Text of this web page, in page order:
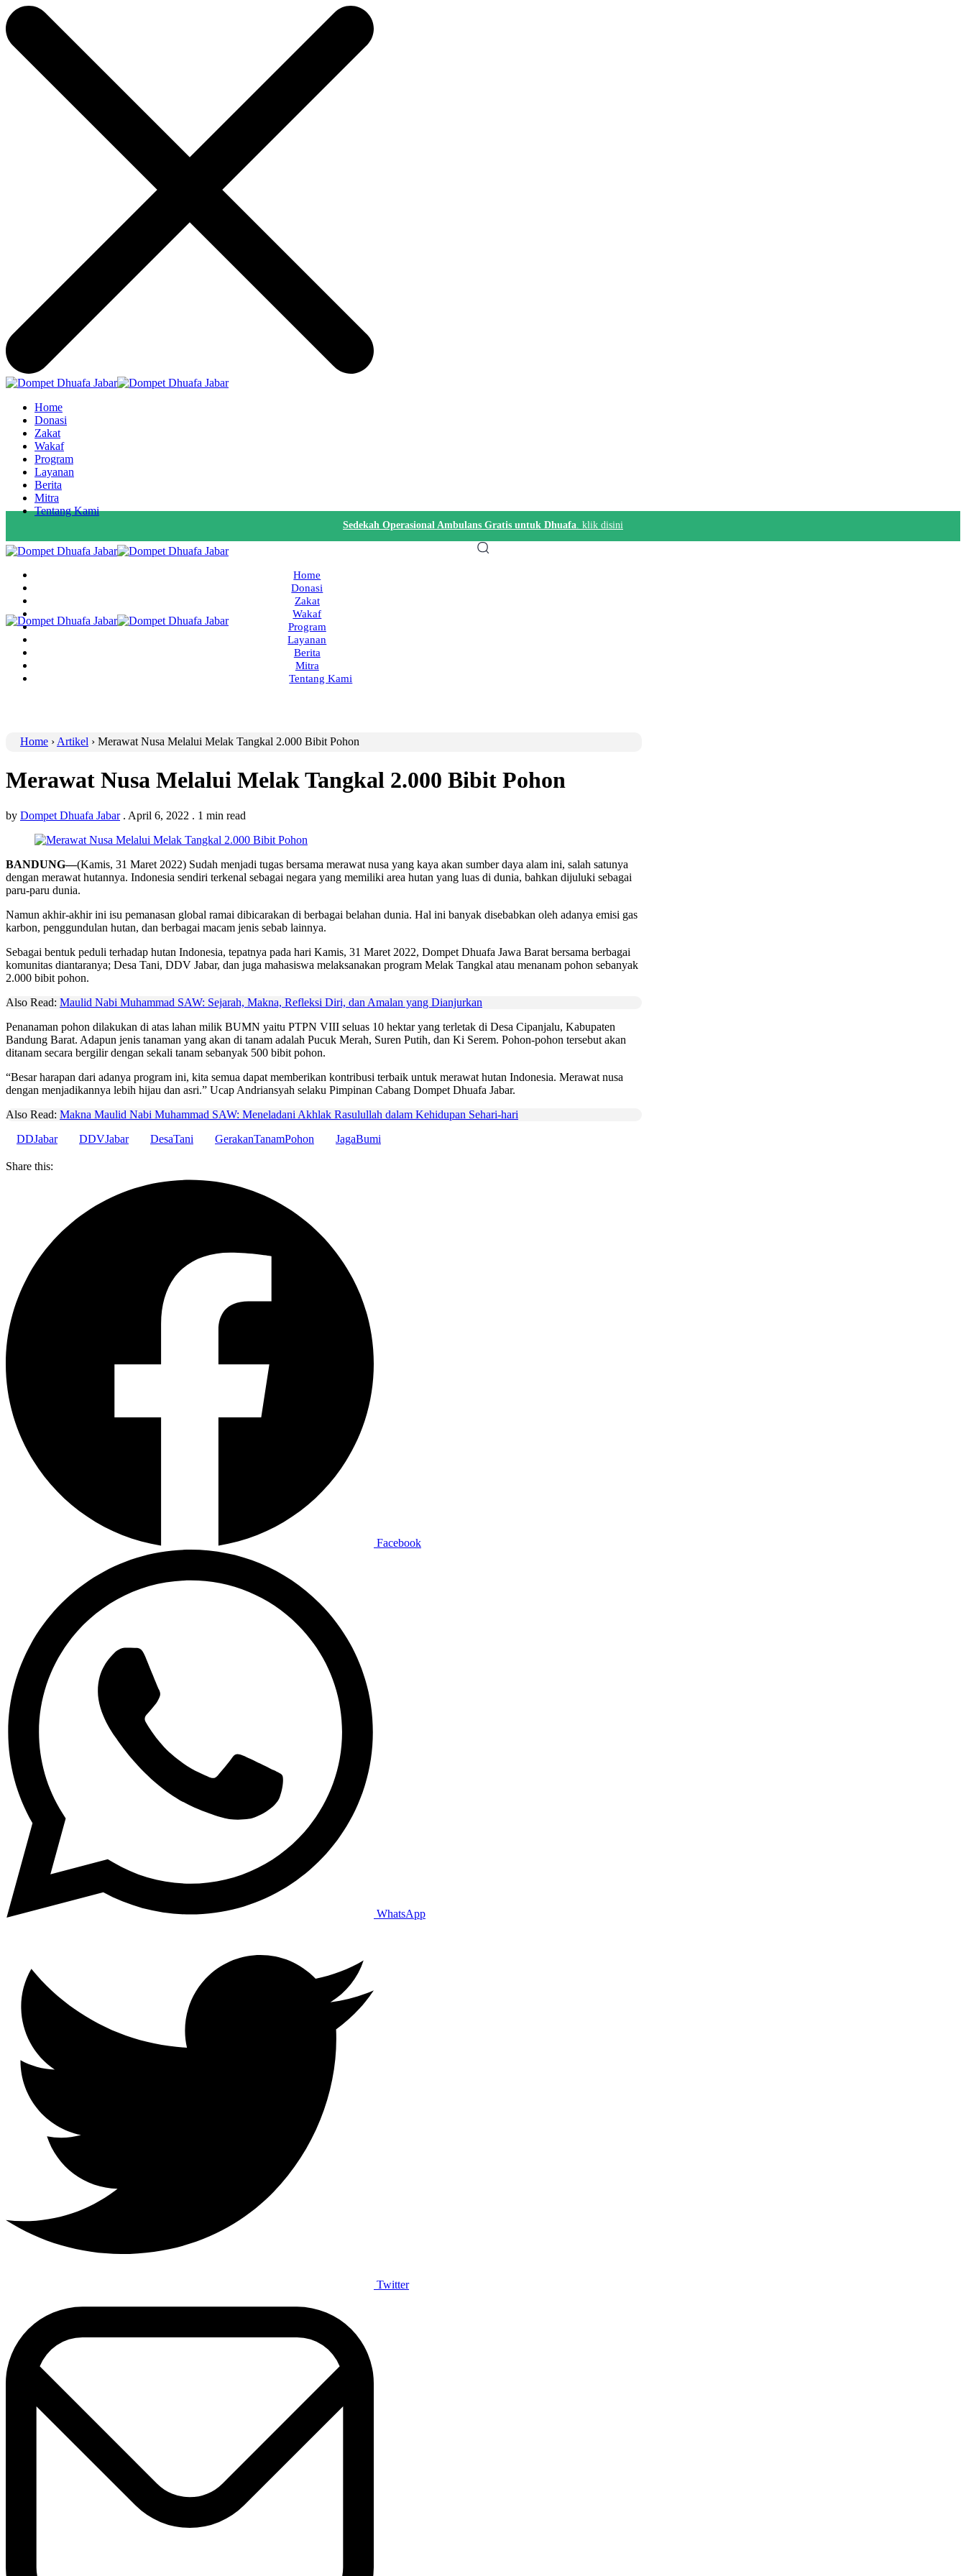
Home
Donasi
Zakat
Wakaf
Program
Layanan
Berita
Mitra
Tentang Kami
Sedekah Operasional Ambulans Gratis untuk Dhuafa. klik disini
Home
Donasi
Zakat
Wakaf
Program
Layanan
Berita
Mitra
Tentang Kami
Home › Artikel › Merawat Nusa Melalui Melak Tangkal 2.000 Bibit Pohon
Merawat Nusa Melalui Melak Tangkal 2.000 Bibit Pohon
by Dompet Dhuafa Jabar . April 6, 2022 . 1 min read
BANDUNG—(Kamis, 31 Maret 2022) Sudah menjadi tugas bersama merawat nusa yang kaya akan sumber daya alam ini, salah satunya
dengan merawat hutannya. Indonesia sendiri terkenal sebagai negara yang memiliki area hutan yang luas di dunia, bahkan dijuluki sebagai
paru-paru dunia.
Namun akhir-akhir ini isu pemanasan global ramai dibicarakan di berbagai belahan dunia. Hal ini banyak disebabkan oleh adanya emisi gas
karbon, penggundulan hutan, dan berbagai macam jenis sebab lainnya.
Sebagai bentuk peduli terhadap hutan Indonesia, tepatnya pada hari Kamis, 31 Maret 2022, Dompet Dhuafa Jawa Barat bersama berbagai
komunitas diantaranya; Desa Tani, DDV Jabar, dan juga mahasiswa melaksanakan program Melak Tangkal atau menanam pohon sebanyak
2.000 bibit pohon.
Also Read: Maulid Nabi Muhammad SAW: Sejarah, Makna, Refleksi Diri, dan Amalan yang Dianjurkan
Penanaman pohon dilakukan di atas lahan milik BUMN yaitu PTPN VIII seluas 10 hektar yang terletak di Desa Cipanjalu, Kabupaten
Bandung Barat. Adapun jenis tanaman yang akan di tanam adalah Pucuk Merah, Suren Putih, dan Ki Serem. Pohon-pohon tersebut akan
ditanam secara bergilir dengan sekali tanam sebanyak 500 bibit pohon.
“Besar harapan dari adanya program ini, kita semua dapat memberikan kontribusi terbaik untuk merawat hutan Indonesia. Merawat nusa
dengan menjadikannya lebih hijau dan asri.” Ucap Andriansyah selaku Pimpinan Cabang Dompet Dhuafa Jabar.
Also Read: Makna Maulid Nabi Muhammad SAW: Meneladani Akhlak Rasulullah dalam Kehidupan Sehari-hari
DDJabar
DDVJabar DesaTani GerakanTanamPohon JagaBumi
Share this:
Facebook
WhatsApp
Twitter